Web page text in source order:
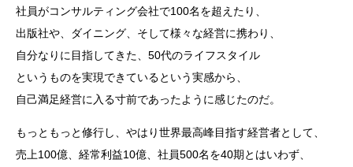
社員がコンサルティング会社で100名を超えたり、
出版社や、ダイニング、そして様々な経営に携わり、
自分なりに目指してきた、50代のライフスタイル
というものを実現できているという実感から、
自己満足経営に入る寸前であったように感じたのだ。
もっともっと修行し、やはり世界最高峰目指す経営者として、
売上100億、経常利益10億、社員500名を40期とはいわず、